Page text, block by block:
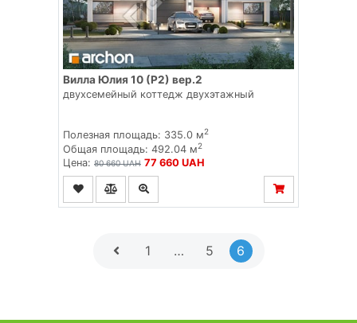
Вилла Юлия 10 (Р2) вер.2
двухсемейный коттедж двухэтажный
Полезная площадь: 335.0 м2
Общая площадь: 492.04 м2
Цена: 80 660 UAH 77 660 UAH
1 … 5 6